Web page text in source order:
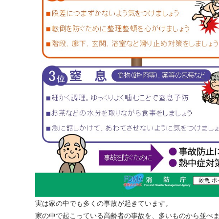
実は家の中でも多くの事故が起きています。
家の中で起こっている高齢者の事故を、多いものから並べ